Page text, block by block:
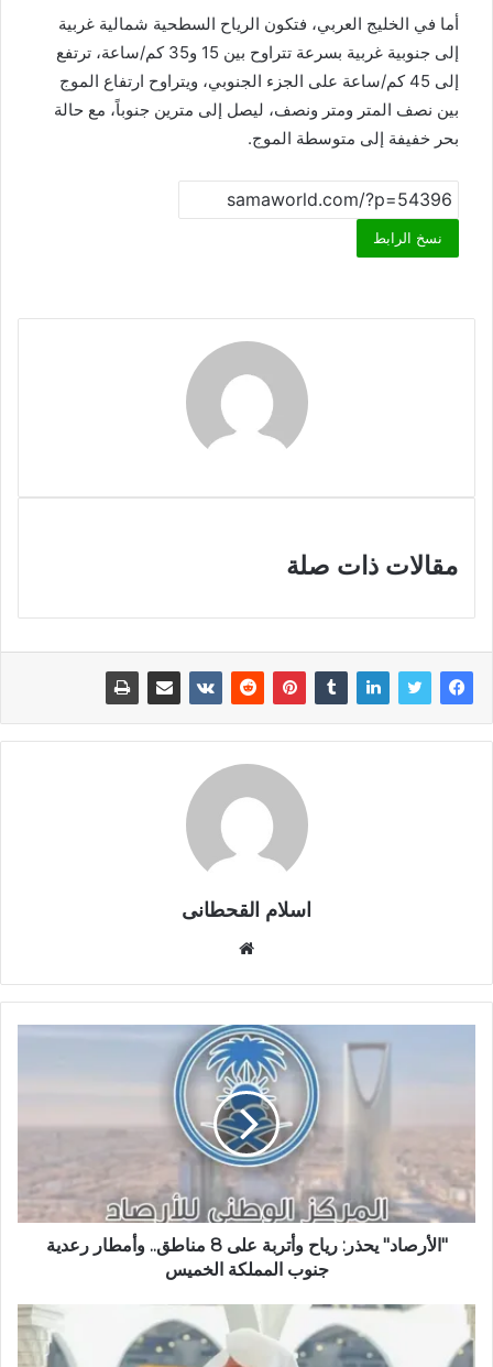
أما في الخليج العربي، فتكون الرياح السطحية شمالية غربية
إلى جنوبية غربية بسرعة تتراوح بين 15 و35 كم/ساعة، ترتفع
إلى 45 كم/ساعة على الجزء الجنوبي، ويتراوح ارتفاع الموج
بين نصف المتر ومتر ونصف، ليصل إلى مترين جنوباً، مع حالة
بحر خفيفة إلى متوسطة الموج.
نسخ الرابط
مقالات ذات صلة
اسلام القحطانى
ق
ع
ل
و
ي
ب
"الأرصاد" يحذر: رياح وأتربة على 8 مناطق.. وأمطار رعدية
جنوب المملكة الخميس